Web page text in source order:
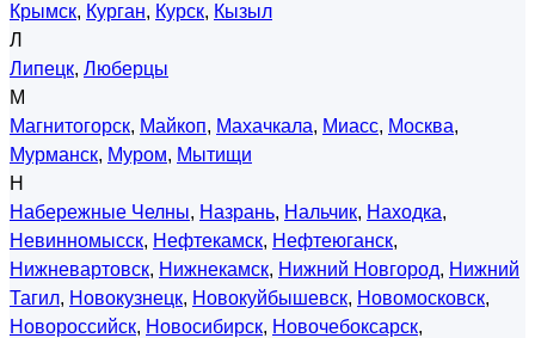
Крымск, Курган, Курск, Кызыл
Л
Липецк, Люберцы
М
Магнитогорск, Майкоп, Махачкала, Миасс, Москва,
Мурманск, Муром, Мытищи
Н
Набережные Челны, Назрань, Нальчик, Находка,
Невинномысск, Нефтекамск, Нефтеюганск,
Нижневартовск, Нижнекамск, Нижний Новгород, Нижний
Тагил, Новокузнецк, Новокуйбышевск, Новомосковск,
Новороссийск, Новосибирск, Новочебоксарск,